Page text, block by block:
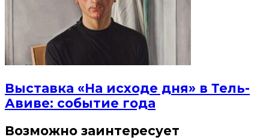
Выставка «На исходе дня» в Тель-
Авиве: событие года
Возможно заинтересует